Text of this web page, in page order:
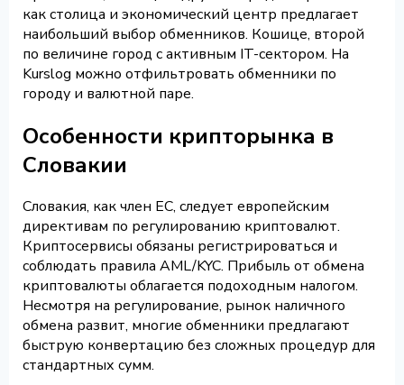
как столица и экономический центр предлагает
наибольший выбор обменников. Кошице, второй
по величине город с активным IT-сектором. На
Kurslog можно отфильтровать обменники по
городу и валютной паре.
Особенности крипторынка в
Словакии
Словакия, как член ЕС, следует европейским
директивам по регулированию криптовалют.
Криптосервисы обязаны регистрироваться и
соблюдать правила AML/KYC. Прибыль от обмена
криптовалюты облагается подоходным налогом.
Несмотря на регулирование, рынок наличного
обмена развит, многие обменники предлагают
быструю конвертацию без сложных процедур для
стандартных сумм.